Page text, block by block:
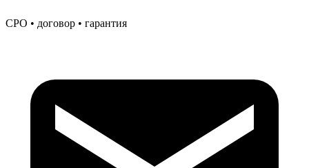
СРО • договор • гарантия